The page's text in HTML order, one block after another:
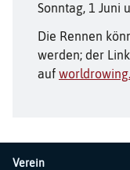
Sonntag, 1 Juni
Die Rennen
werden; der
auf
Verein